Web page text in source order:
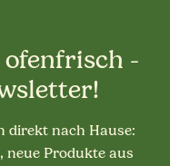
ofenfrisch -
direkt nach Hause:
neue Produkte aus